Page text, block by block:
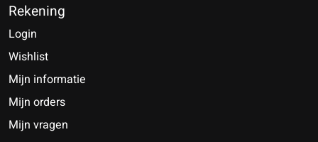
Rekening
Login
Wishlist
Mijn informatie
Mijn orders
Mijn vragen